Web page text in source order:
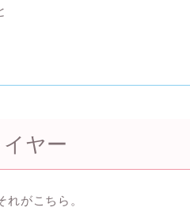
ヤー
がこちら。